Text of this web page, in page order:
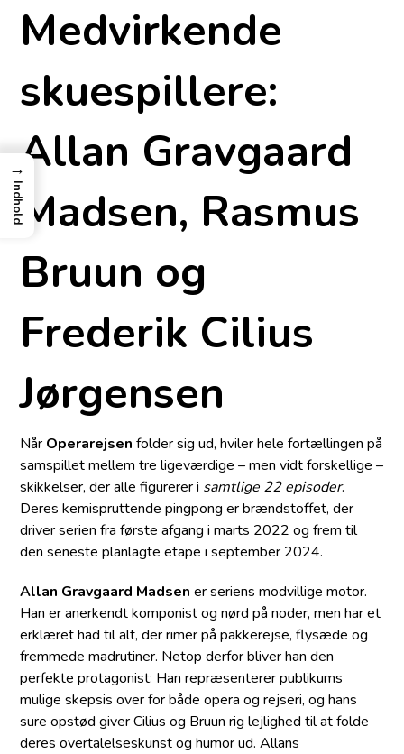
Medvirkende
skuespillere:
Allan Gravgaard
Madsen, Rasmus
Bruun og
Frederik Cilius
Jørgensen
Når Operarejsen folder sig ud, hviler hele fortællingen på
samspillet mellem tre ligeværdige – men vidt forskellige –
skikkelser, der alle figurerer i samtlige 22 episoder.
Deres kemispruttende pingpong er brændstoffet, der
driver serien fra første afgang i marts 2022 og frem til
den seneste planlagte etape i september 2024.
Allan Gravgaard Madsen er seriens modvillige motor.
Han er anerkendt komponist og nørd på noder, men har et
erklæret had til alt, der rimer på pakkerejse, flysæde og
fremmede madrutiner. Netop derfor bliver han den
perfekte protagonist: Han repræsenterer publikums
mulige skepsis over for både opera og rejseri, og hans
sure opstød giver Cilius og Bruun rig lejlighed til at folde
deres overtalelseskunst og humor ud. Allans
→
Indhold